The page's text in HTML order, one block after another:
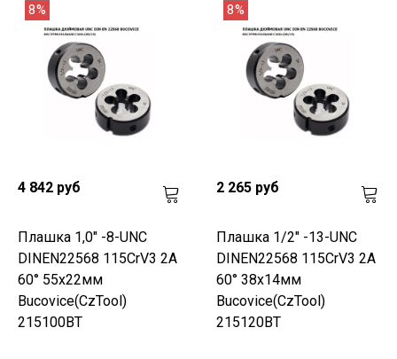
8%
4 842 руб
Плашка 1,0" -8-UNC
DINEN22568 115CrV3 2A
60° 55x22мм
Bucovice(CzTool)
215100BT
8%
2 265 руб
Плашка 1/2" -13-UNC
DINEN22568 115CrV3 2A
60° 38x14мм
Bucovice(CzTool)
215120BT